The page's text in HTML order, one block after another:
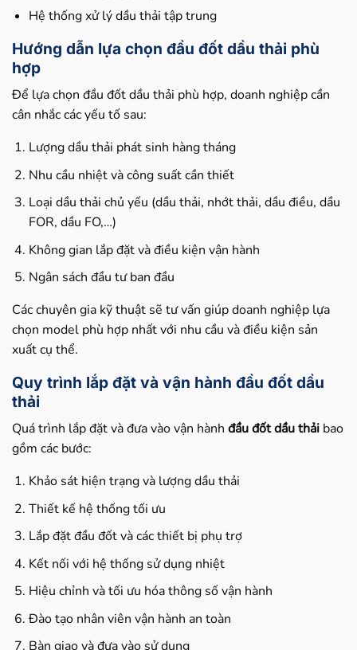
Hệ thống xử lý dầu thải tập trung
Hướng dẫn lựa chọn đầu đốt dầu thải phù
hợp
Để lựa chọn đầu đốt dầu thải phù hợp, doanh nghiệp cần
cân nhắc các yếu tố sau:
Lượng dầu thải phát sinh hàng tháng
Nhu cầu nhiệt và công suất cần thiết
Loại dầu thải chủ yếu (dầu thải, nhớt thải, dầu điều, dầu
FOR, dầu FO,…)
Không gian lắp đặt và điều kiện vận hành
Ngân sách đầu tư ban đầu
Các chuyên gia kỹ thuật sẽ tư vấn giúp doanh nghiệp lựa
chọn model phù hợp nhất với nhu cầu và điều kiện sản
xuất cụ thể.
Quy trình lắp đặt và vận hành đầu đốt dầu
thải
Quá trình lắp đặt và đưa vào vận hành đầu đốt dầu thải bao
gồm các bước:
Khảo sát hiện trạng và lượng dầu thải
Thiết kế hệ thống tối ưu
Lắp đặt đầu đốt và các thiết bị phụ trợ
Kết nối với hệ thống sử dụng nhiệt
Hiệu chỉnh và tối ưu hóa thông số vận hành
Đào tạo nhân viên vận hành an toàn
Bàn giao và đưa vào sử dụng